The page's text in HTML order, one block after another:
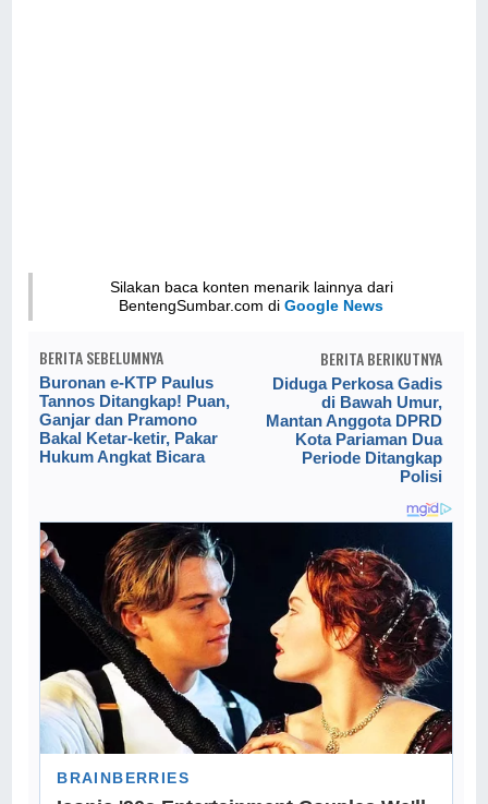
Silakan baca konten menarik lainnya dari
BentengSumbar.com diGoogle News
BERITA SEBELUMNYA
Buronan e-KTP Paulus
Tannos Ditangkap! Puan,
Ganjar dan Pramono
Bakal Ketar-ketir, Pakar
Hukum Angkat Bicara
BERITA BERIKUTNYA
Diduga Perkosa Gadis
di Bawah Umur,
Mantan Anggota DPRD
Kota Pariaman Dua
Periode Ditangkap
Polisi